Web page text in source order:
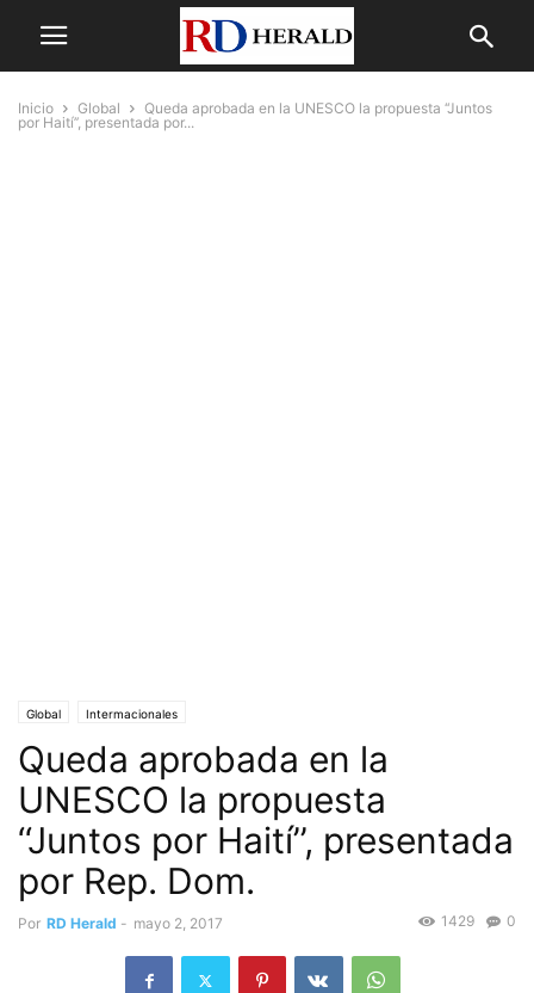
Inicio Global
Queda aprobada en la UNESCO la propuesta ‘‘Juntos
por Haití’’, presentada por...
Global Intermacionales
Queda aprobada en la
UNESCO la propuesta
‘‘Juntos por Haití’’, presentada
por Rep. Dom.
Por RD Herald - mayo 2, 2017 0
1429